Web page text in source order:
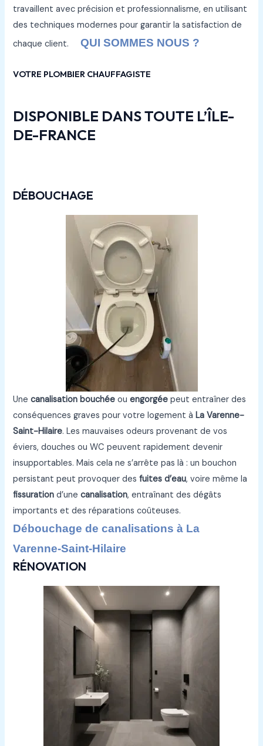
travaillent avec précision et professionnalisme, en utilisant
des techniques modernes pour garantir la satisfaction de
chaque client.QUI SOMMES NOUS ?
VOTRE PLOMBIER CHAUFFAGISTE
DISPONIBLE DANS TOUTE L’ÎLE-
DE-FRANCE
DÉBOUCHAGE
Unecanalisation bouchée ouengorgée peut entraîner des
conséquences graves pour votre logement àLa Varenne-
Saint-Hilaire. Les mauvaises odeurs provenant de vos
éviers, douches ou WC peuvent rapidement devenir
insupportables. Mais cela ne s’arrête pas là : un bouchon
persistant peut provoquer desfuites d’eau, voire même la
fissuration d’unecanalisation, entraînant des dégâts
importants et des réparations coûteuses.
Débouchage de canalisations à La
Varenne-Saint-Hilaire
RÉNOVATION